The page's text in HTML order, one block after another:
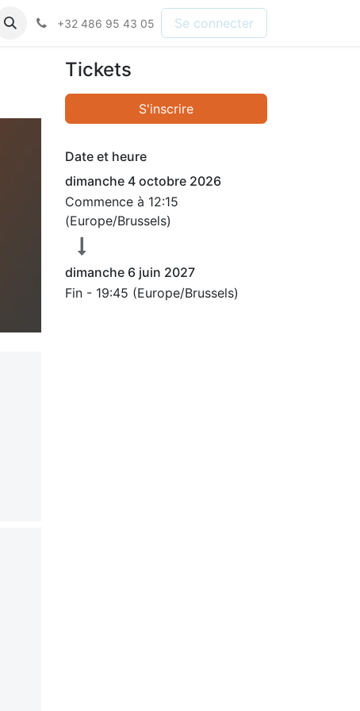
+32 486 95 43 05 Se connecter
Tickets
S'inscrire
Date et heure
dimanche 4 octobre 2026
Commence à 12:15
(Europe/Brussels)
dimanche 6 juin 2027
Fin - 19:45 (Europe/Brussels)